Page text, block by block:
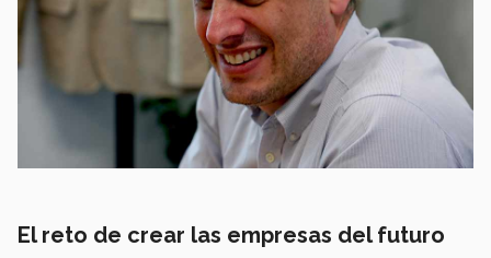
El reto de crear las empresas del futuro